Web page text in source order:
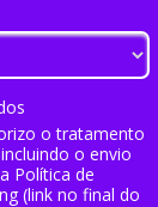
o tratamento
o envio
Política de
(link no final do